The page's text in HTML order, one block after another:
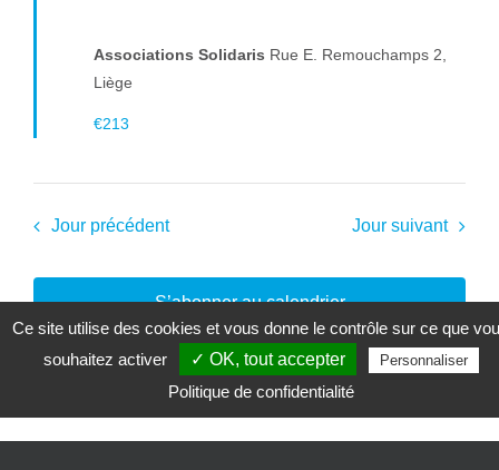
Associations Solidaris Rue E. Remouchamps 2,
Liège
€213
Jour précédent Jour suivant
S’abonner au calendrier
Ce site utilise des cookies et vous donne le contrôle sur ce que
souhaitez activer
✓ OK, tout accepter Personnaliser
Politique de confidentialité